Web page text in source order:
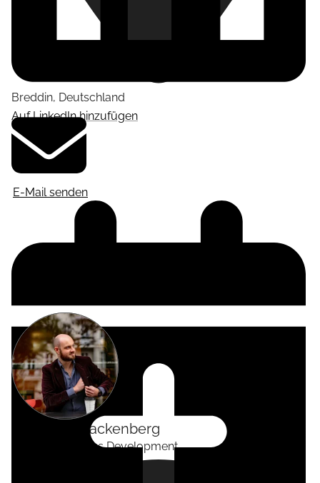
Auf LinkedIn hinzufügen
Breddin, Deutschland
E-Mail senden
Tackenberg
Head of Business Development